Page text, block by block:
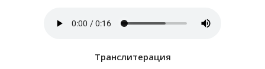
Транслитерация